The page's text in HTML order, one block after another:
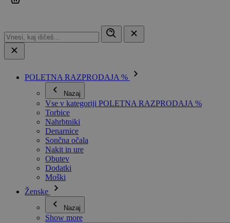
POLETNA RAZPRODAJA %
Nazaj
Vse v kategoriji POLETNA RAZPRODAJA %
Torbice
Nahrbtniki
Denarnice
Sončna očala
Nakit in ure
Obutev
Dodatki
Moški
Ženske
Nazaj
Show more